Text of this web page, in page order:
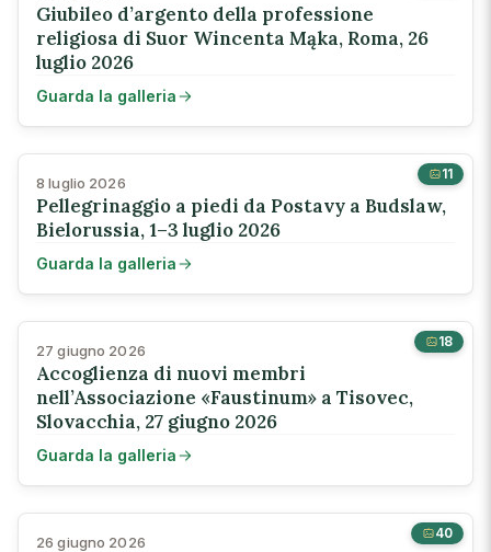
Giubileo d’argento della professione
religiosa di Suor Wincenta Mąka, Roma, 26
luglio 2026
Guarda la galleria
11
8 luglio 2026
Pellegrinaggio a piedi da Postavy a Budslaw,
Bielorussia, 1–3 luglio 2026
Guarda la galleria
18
27 giugno 2026
Accoglienza di nuovi membri
nell’Associazione «Faustinum» a Tisovec,
Slovacchia, 27 giugno 2026
Guarda la galleria
40
26 giugno 2026